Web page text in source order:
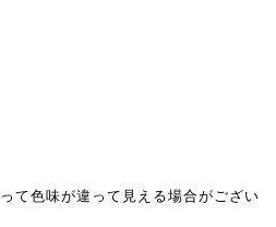
て色味が違って見える場合がござい